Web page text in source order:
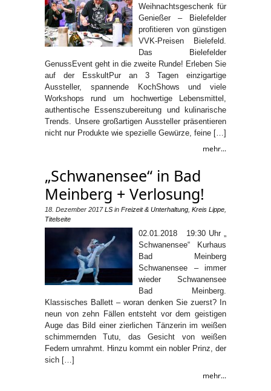
Weihnachtsgeschenk für
Genießer – Bielefelder
profitieren von günstigen
VVK-Preisen Bielefeld.
Das Bielefelder
GenussEvent geht in die zweite Runde! Erleben Sie
auf der EsskultPur an 3 Tagen einzigartige
Aussteller, spannende KochShows und viele
Workshops rund um hochwertige Lebensmittel,
authentische Essenszubereitung und kulinarische
Trends. Unsere großartigen Aussteller präsentieren
nicht nur Produkte wie spezielle Gewürze, feine […]
mehr...
„Schwanensee“ in Bad
Meinberg + Verlosung!
18. Dezember 2017 LS in Freizeit & Unterhaltung Kreis Lippe
Titelseite
02.01.2018 19:30 Uhr „
Schwanensee“ Kurhaus
Bad Meinberg
Schwanensee – immer
wieder Schwanensee
Bad Meinberg.
Klassisches Ballett – woran denken Sie zuerst? In
neun von zehn Fällen entsteht vor dem geistigen
Auge das Bild einer zierlichen Tänzerin im weißen
schimmernden Tutu, das Gesicht von weißen
Federn umrahmt. Hinzu kommt ein nobler Prinz, der
sich […]
mehr...